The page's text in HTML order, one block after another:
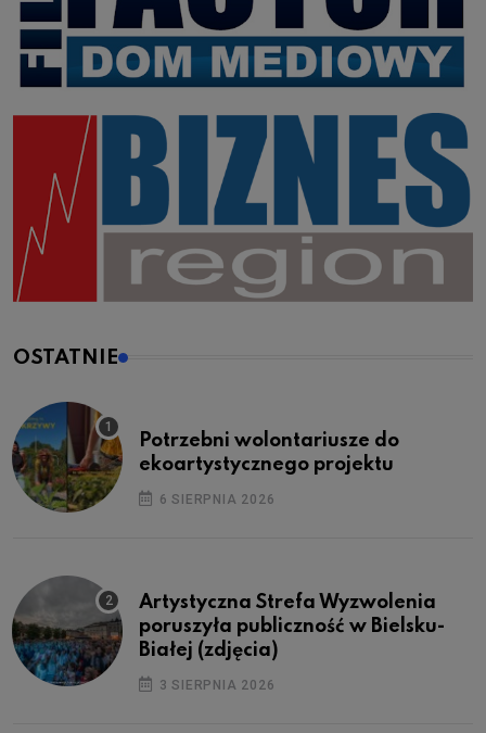
OSTATNIE
Potrzebni wolontariusze do
ekoartystycznego projektu
6 SIERPNIA 2026
Artystyczna Strefa Wyzwolenia
poruszyła publiczność w Bielsku-
Białej (zdjęcia)
3 SIERPNIA 2026